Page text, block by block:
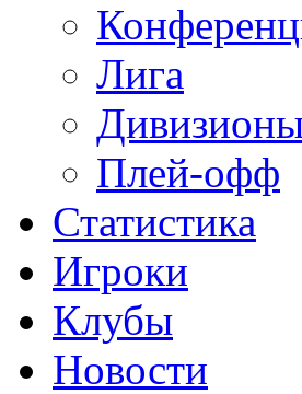
Лига
Плей-офф
Статистика
Игроки
Клубы
Новости